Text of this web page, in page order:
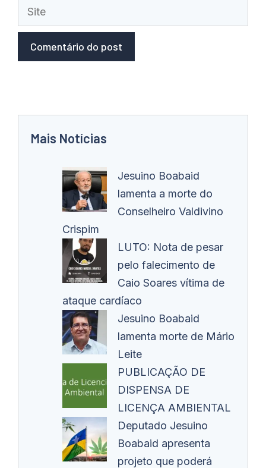
Site
Mais Notícias
Jesuino Boabaid
lamenta a morte do
Conselheiro Valdivino
Crispim
LUTO: Nota de pesar
pelo falecimento de
Caio Soares vítima de
ataque cardíaco
Jesuino Boabaid
lamenta morte de Mário
Leite
PUBLICAÇÃO DE
DISPENSA DE
LICENÇA AMBIENTAL
Deputado Jesuino
Boabaid apresenta
projeto que poderá